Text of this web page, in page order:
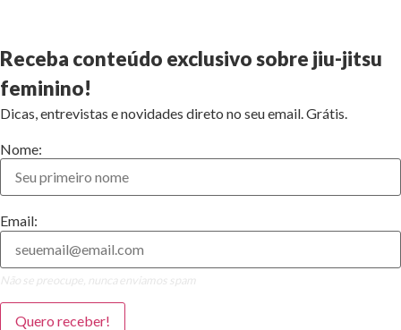
Receba conteúdo exclusivo sobre jiu-jitsu
feminino!
Dicas, entrevistas e novidades direto no seu email. Grátis.
Nome:
Email:
Não se preocupe, nunca enviamos spam